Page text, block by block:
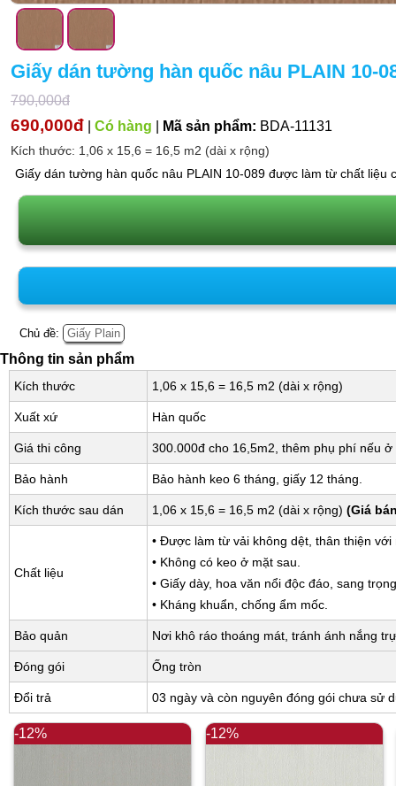
Giấy dán tường hàn quốc nâu PLAIN 10-
790,000đ
690,000đ Có hàng Mã sản phẩm: BDA-11131
Kích thước: 1,06 x 15,6 = 16,5 m2 (dài x rộng)
Giấy dán tường hàn quốc nâu PLAIN 10-089 được làm từ chất
Chủ đề: Giấy Plain
Thông tin sản phẩm
Kích thước 1,06 x 15,6 = 16,5 m2 (dài x rộng)
Xuất xứ Hàn quốc
Giá thi công 300.000đ cho 16,5m2, thêm phụ phí nếu
Bảo hành Bảo hành keo 6 tháng, giấy 12 tháng.
Kích thước sau dán 1,06 x 15,6 = 16,5 m2 (dài x rộng) (Giá
Chất liệu
• Được làm từ vải không dệt, thân thiện
• Không có keo ở mặt sau.
• Giấy dày, hoa văn nổi độc đáo, sang
• Kháng khuẩn, chống ẩm mốc.
Bảo quản Nơi khô ráo thoáng mát, tránh ánh nắng
Đóng gói Ống tròn
Đổi trả 03 ngày và còn nguyên đóng gói chưa sử
-12% -12%